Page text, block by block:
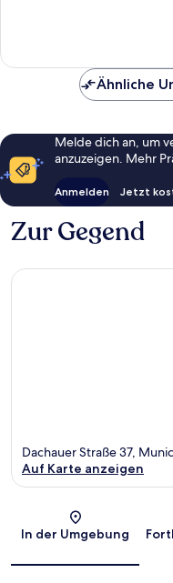
Ähnliche
Melde dich an, um
anzuzeigen. Mehr
Anmelden Jetzt
Zur Gegend
Dachauer Straße 37,
Auf Karte anzeigen
In der Umgebung